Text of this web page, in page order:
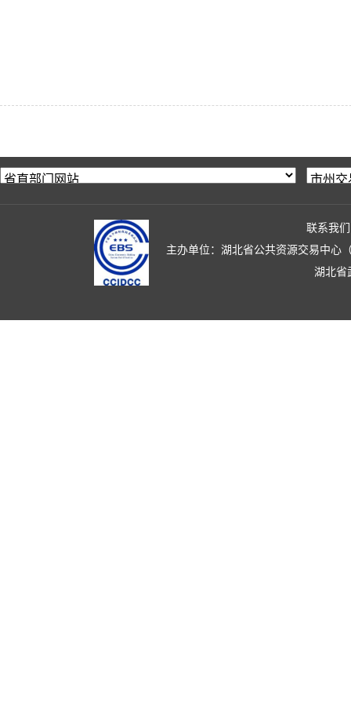
联系我们
主办单位：湖北省公共资源交易中心
湖北省